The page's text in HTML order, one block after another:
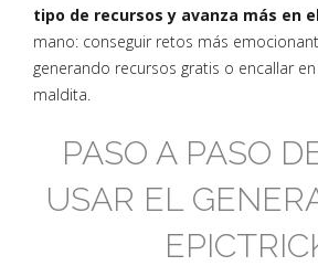
tipo de recursos y avanza más en
mano: conseguir retos más
generando recursos gratis o encallar
maldita.
PASO A PASO
USAR EL